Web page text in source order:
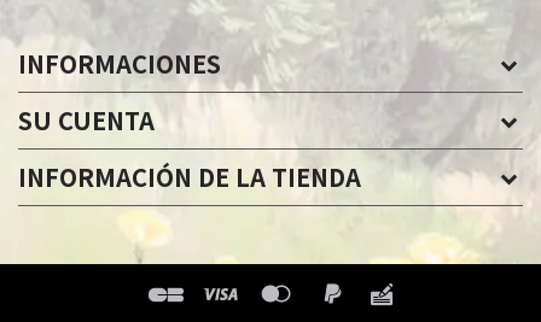
INFORMACIONES
SU CUENTA
INFORMACIÓN DE LA TIENDA